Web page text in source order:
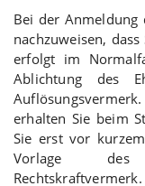
Bei der Anmeldung
nachzuweisen,
erfolgt im
Ablichtung des
erhalten Sie beim
Sie erst vor
Vorlage